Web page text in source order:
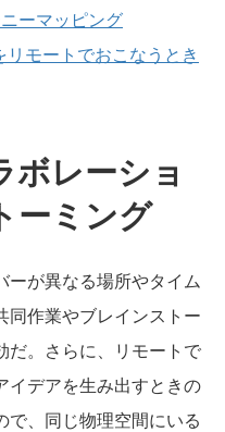
ーマッピング
モートでおこなうとき
ボレーショ
ーミング
ーが異なる場所やタイム
同作業やブレインストー
だ。さらに、リモートで
イデアを生み出すときの
で、同じ物理空間にいる